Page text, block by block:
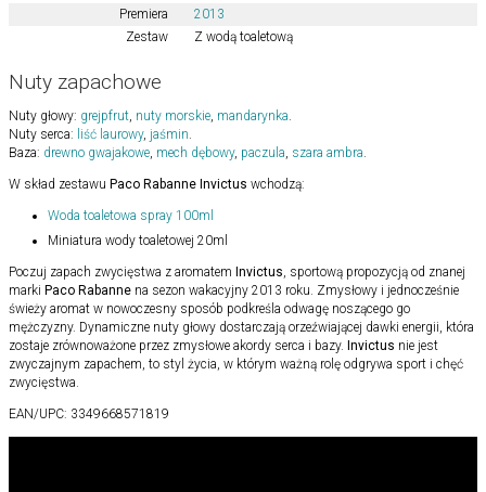
Premiera
2013
Zestaw
Z wodą toaletową
Nuty zapachowe
Nuty głowy: grejpfrut nuty morskie mandarynka
Nuty serca: liść laurowy, jaśmin
Baza: drewno gwajakowe mech dębowy, paczula szara ambra
W skład zestawu Paco Rabanne Invictus wchodzą:
Woda toaletowa spray 100ml
Miniatura wody toaletowej 20ml
Poczuj zapach zwycięstwa z aromatem Invictus , sportową propozycją od znanej
marki Paco Rabanne na sezon wakacyjny 2013 roku. Zmysłowy i jednocześnie
świeży aromat w nowoczesny sposób podkreśla odwagę noszącego go
mężczyzny. Dynamiczne nuty głowy dostarczają orzeźwiającej dawki energii, która
zostaje zrównoważone przez zmysłowe akordy serca i bazy. Invictus nie jest
zwyczajnym zapachem, to styl życia, w którym ważną rolę odgrywa sport i chęć
zwycięstwa.
EAN/UPC: 3349668571819